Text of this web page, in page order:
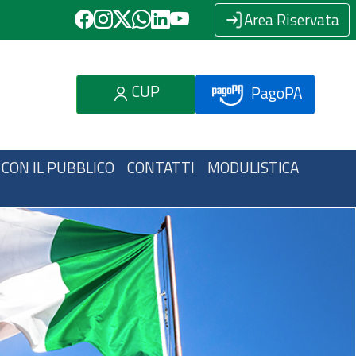
Area Riservata
CUP PagoPA
IL PUBBLICO CONTATTI MODULISTICA